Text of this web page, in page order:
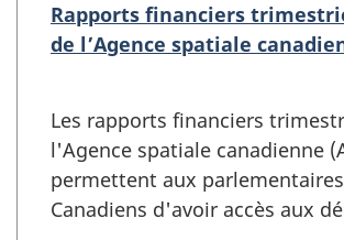
Rapports financiers
de l’Agence spatiale
Les rapports financiers
l'Agence spatiale canadienne
permettent aux
Canadiens d'avoir accès aux